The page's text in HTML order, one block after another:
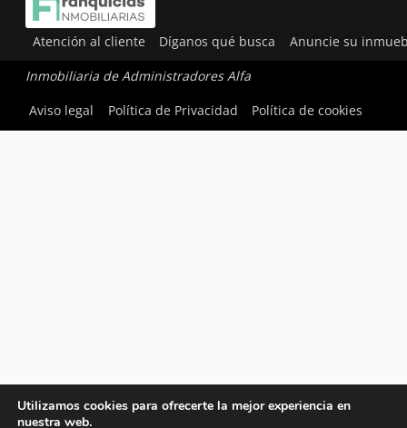
Atención al cliente Díganos qué busca Anuncie su
Inmobiliaria de Administradores Alfa
Aviso legal
Política de Privacidad Política de cookies
Utilizamos cookies para ofrecerte la mejor experiencia en
nuestra web.